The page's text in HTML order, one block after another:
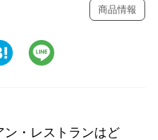
商品情報
ン・レストランはど